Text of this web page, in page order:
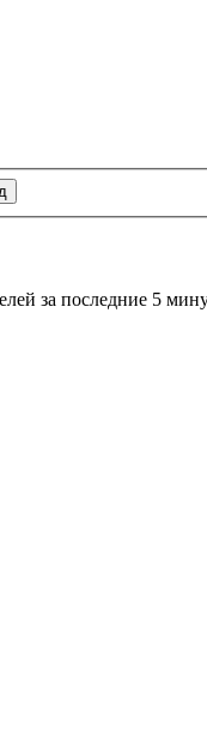
за последние 5